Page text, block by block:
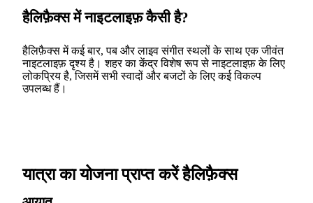
हैलिफ़ैक्स में नाइटलाइफ़ कैसी है?
हैलिफ़ैक्स में कई बार, पब और लाइव संगीत स्थलों के साथ एक जीवंत
नाइटलाइफ़ दृश्य है। शहर का केंद्र विशेष रूप से नाइटलाइफ़ के लिए
लोकप्रिय है, जिसमें सभी स्वादों और बजटों के लिए कई विकल्प
उपलब्ध हैं।
यात्रा का योजना प्राप्त करें हैलिफ़ैक्स